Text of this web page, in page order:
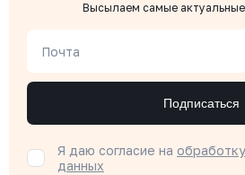
Высылаем самые
Почта
Подписаться
Я даю согласие на
данных